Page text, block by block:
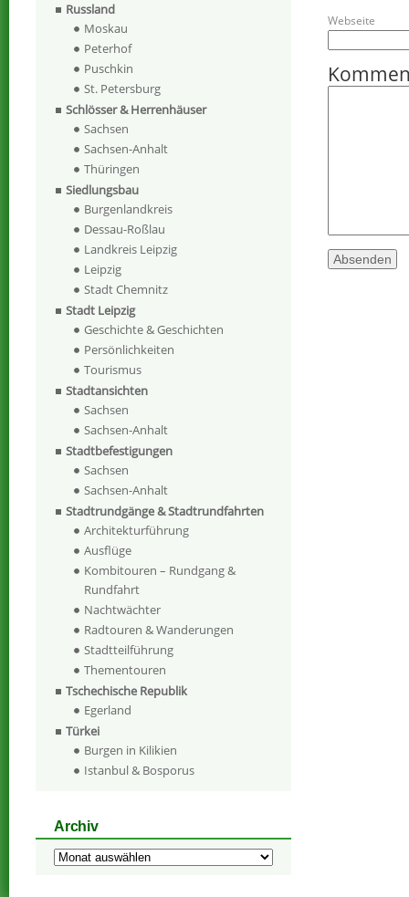
Webseite
Russland
Moskau
Peterhof
Puschkin
St. Petersburg
Schlösser & Herrenhäuser
Sachsen
Sachsen-Anhalt
Thüringen
Siedlungsbau
Burgenlandkreis
Dessau-Roßlau
Landkreis Leipzig
Leipzig
Stadt Chemnitz
Stadt Leipzig
Geschichte & Geschichten
Persönlichkeiten
Tourismus
Stadtansichten
Sachsen
Sachsen-Anhalt
Stadtbefestigungen
Sachsen
Sachsen-Anhalt
Stadtrundgänge & Stadtrundfahrten
Architekturführung
Ausflüge
Kombitouren – Rundgang &
Rundfahrt
Nachtwächter
Radtouren & Wanderungen
Stadtteilführung
Thementouren
Tschechische Republik
Egerland
Türkei
Burgen in Kilikien
Istanbul & Bosporus
Archiv
Archiv